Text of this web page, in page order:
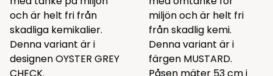
och är helt fri från
skadliga kemikalier.
Denna variant är i
designen OYSTER GREY
miljön och är helt fri
från skadlig kemi.
Denna variant är i
färgen MUSTARD.